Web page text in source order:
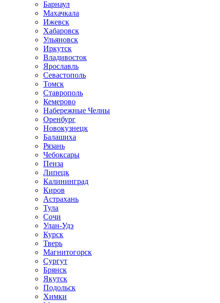
Барнаул
Махачкала
Ижевск
Хабаровск
Ульяновск
Иркутск
Владивосток
Ярославль
Севастополь
Томск
Ставрополь
Кемерово
Набережные Челны
Оренбург
Новокузнецк
Балашиха
Рязань
Чебоксары
Пенза
Липецк
Калининград
Киров
Астрахань
Тула
Сочи
Улан-Удэ
Курск
Тверь
Магнитогорск
Сургут
Брянск
Якутск
Подольск
Химки